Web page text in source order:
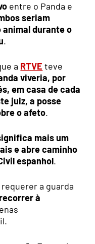
entre o Panda e
seriam
animal durante o
.
a RTVE teve
viveria, por
em casa de cada
juiz,a posse
o afeto.
mais um
e abre caminho
espanhol.
a guarda
recorrer à